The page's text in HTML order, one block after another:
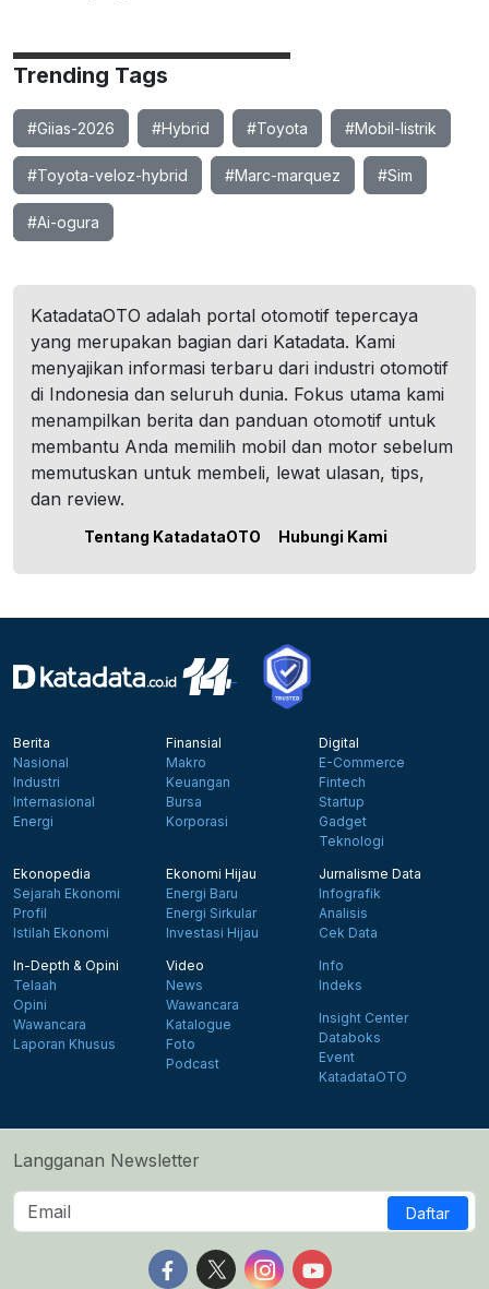
Trending Tags
#Giias-2026 #Hybrid #Toyota #Mobil-listrik
#Toyota-veloz-hybrid #Marc-marquez #Sim
#Ai-ogura
KatadataOTO adalah portal otomotif tepercaya
yang merupakan bagian dari Katadata. Kami
menyajikan informasi terbaru dari industri otomotif
di Indonesia dan seluruh dunia. Fokus utama kami
menampilkan berita dan panduan otomotif untuk
membantu Anda memilih mobil dan motor sebelum
memutuskan untuk membeli, lewat ulasan, tips,
dan review.
Tentang KatadataOTO Hubungi Kami
Berita
Nasional
Industri
Internasional
Energi
Finansial
Makro
Keuangan
Bursa
Korporasi
Digital
E-Commerce
Fintech
Startup
Gadget
Teknologi
Ekonopedia
Sejarah Ekonomi
Profil
Istilah Ekonomi
Ekonomi Hijau
Energi Baru
Energi Sirkular
Investasi Hijau
Jurnalisme Data
Infografik
Analisis
Cek Data
In-Depth & Opini
Telaah
Opini
Wawancara
Laporan Khusus
Video
News
Wawancara
Katalogue
Foto
Podcast
Info
Indeks
Insight Center
Databoks
Event
KatadataOTO
Langganan Newsletter
Daftar
Follow us on Facebook
Follow us on X
Follow us on Instagram
Follow us on